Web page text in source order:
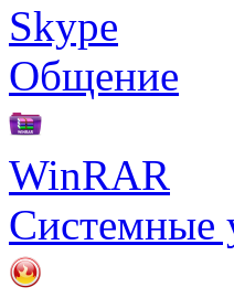
Skype
Общение
WinRAR
Системные